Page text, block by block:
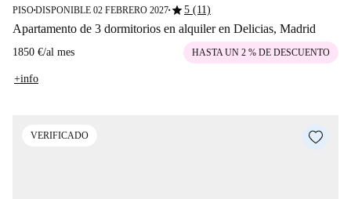
PISO■DISPONIBLE 02 FEBRERO 2027■star5 (11)
Apartamento de 3 dormitorios en alquiler en Delicias, Madrid
1850 €/al mes HASTA UN 2 % DE DESCUENTO
+info
VERIFICADO